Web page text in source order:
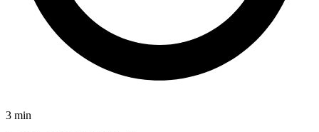
3 min